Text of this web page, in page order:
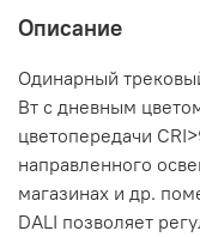
Описание
Одинарный
Вт с дневным
цветопередачи
направленного
магазинах и др.
DALI позволяет